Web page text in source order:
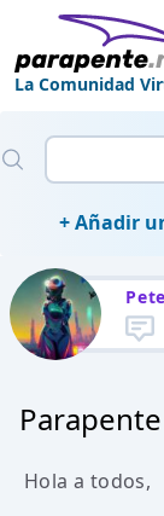
La Comunidad
+ Añadir
Hola a todos,